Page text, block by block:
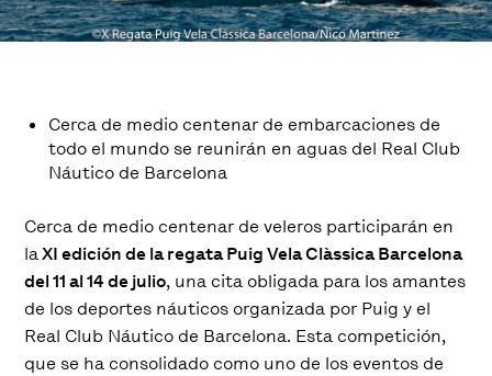
Cerca de medio centenar de embarcaciones de
todo el mundo se reunirán en aguas del Real Club
Náutico de Barcelona
Cerca de medio centenar de veleros participarán en
laXI edición de la regata Puig Vela Clàssica Barcelona
del 11 al 14 de julio, una cita obligada para los amantes
de los deportes náuticos organizada por Puig y el
Real Club Náutico de Barcelona. Esta competición,
que se ha consolidado como uno de los eventos de